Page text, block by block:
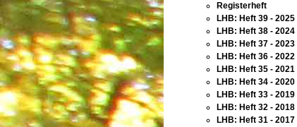
Registerheft
LHB: Heft 39 - 2025
LHB: Heft 38 - 2024
LHB: Heft 37 - 2023
LHB: Heft 36 - 2022
LHB: Heft 35 - 2021
LHB: Heft 34 - 2020
LHB: Heft 33 - 2019
LHB: Heft 32 - 2018
LHB: Heft 31 - 2017